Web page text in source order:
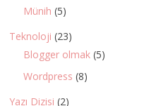
Münih (5)
Teknoloji (23)
Blogger olmak (5)
Wordpress (8)
Yazı Dizisi (2)